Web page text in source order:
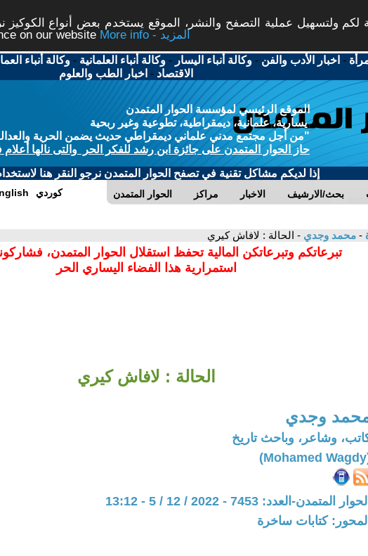
لكم ولتسهيل عملية التصفح والنشر، الموقع يستخدم بعض أنواع
on our website
More info - المزيد
- اخبار الأدب والفن -وكالة أنباء اليسار -وكالة أنباء العلمانية -وكالة أنباء
الاقتصاد - اخبار الطب والعلوم
الموقع الرئيسي لمؤسسة الحوار المتمدن
يسارية، علمانية، ديمقراطية، تطوعية وغير ربحية
"من أجل مجتمع مدني علماني ديمقراطي حديث يضمن الحرية والعدالة
حاز الحوار المتمدن على جائزة ابن رشد للفكر الحر والتى نالها أعلام
إذا لديكم مشاكل تقنية في تصفح الحوار المتمدن نرجو النقر هنا
الحوار المتمدن مراكز الاخبار بحث/الارشيف كوردي
- محمد وجدي - الحالة : لافاش كيري
تبرعاتكم وتبرعاتكن المالية تحفظ استقلال الحوار المتمدن،
استمرارية هذا الفضاء اليساري الحر
الحالة : لافاش كيري
وجدي
وشاعر، وباحث تاريخ
الحوار المتمدن-العدد: 7453 - 2022 / 12 / 5 - 13:12
المحور: كتابات ساخرة